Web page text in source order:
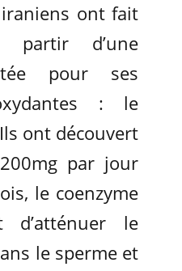
ont fait
partir d’une
pour ses
: le
ont découvert
par jour
le coenzyme
d’atténuer le
le sperme et